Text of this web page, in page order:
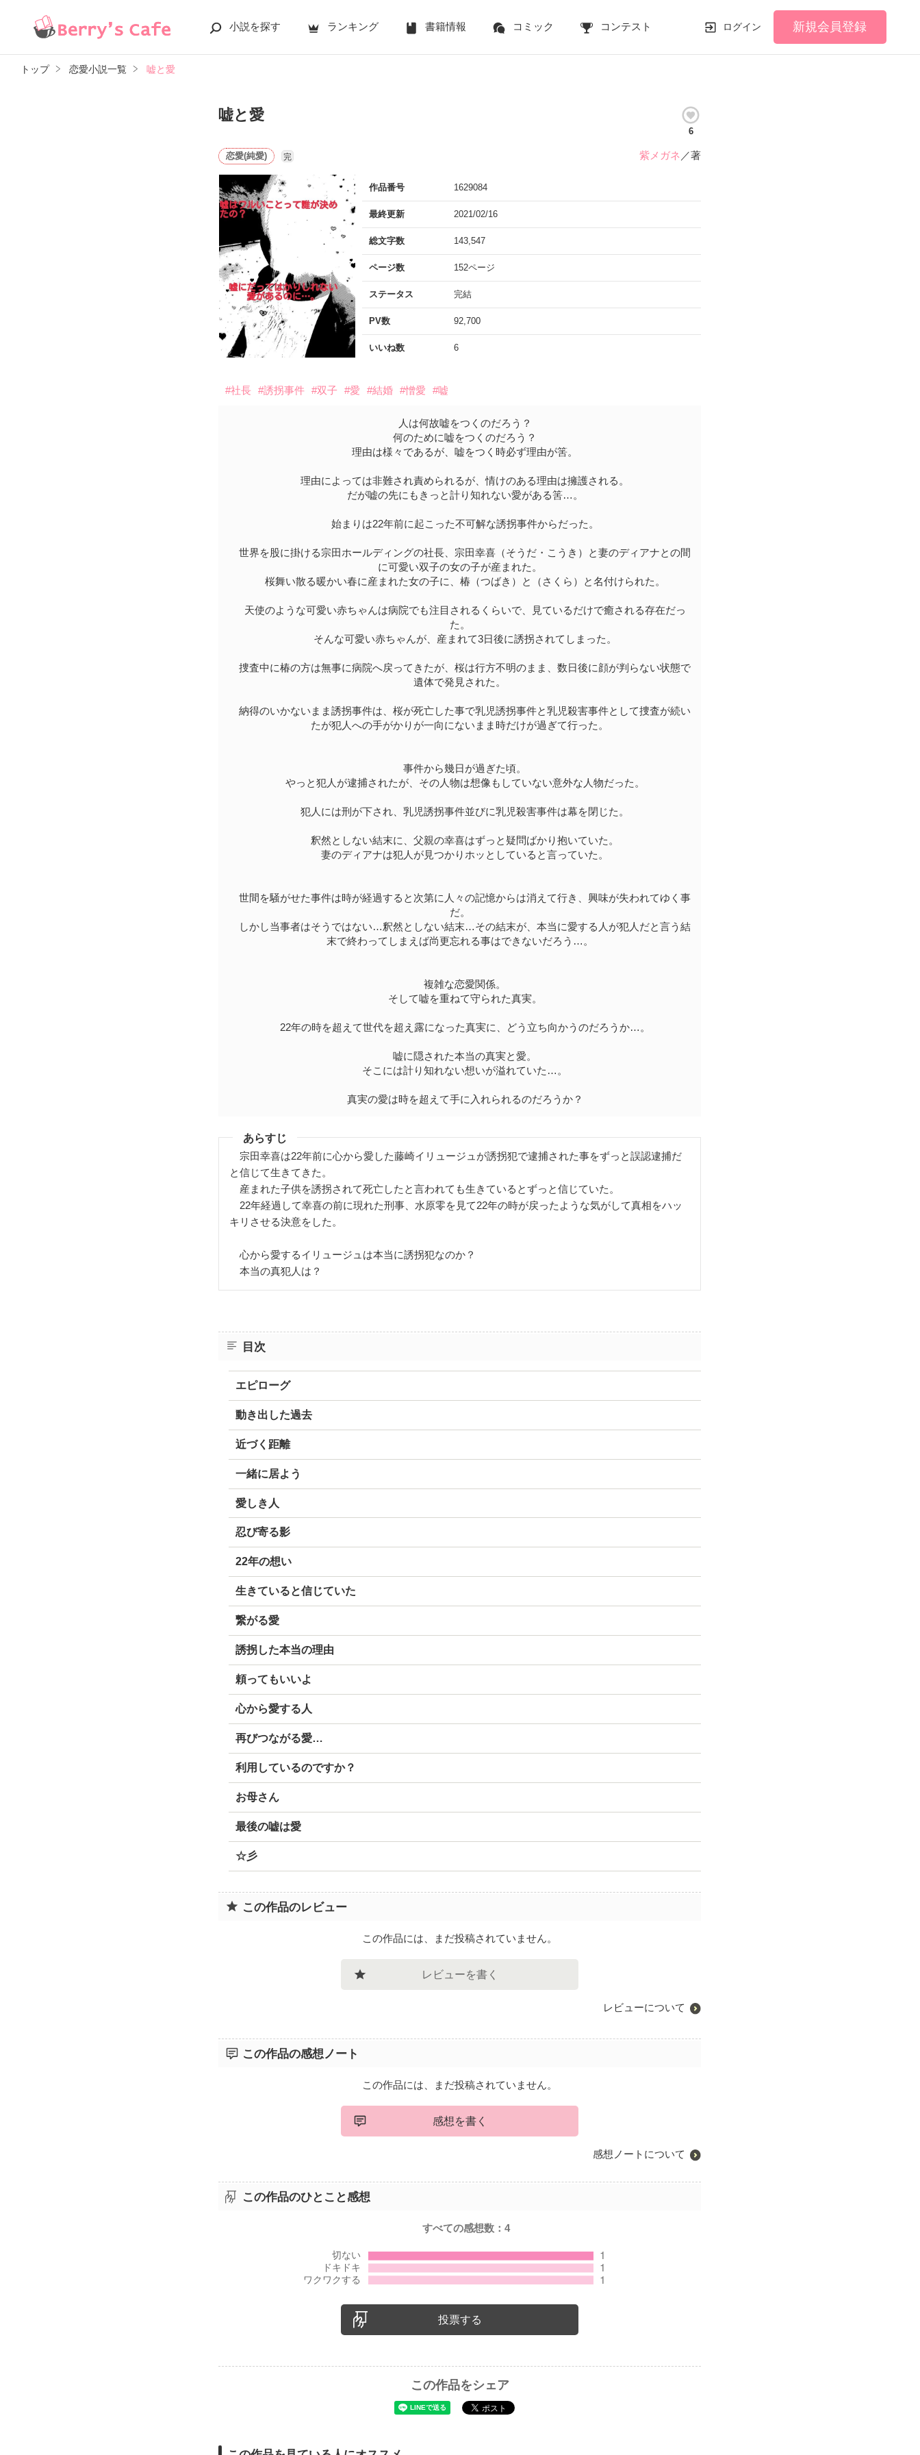
小説を探す ランキング 書籍情報 コミック コンテスト ログイン 新規会員登録
トップ 恋愛小説一覧 嘘と愛
嘘と愛
6
恋愛(純愛) 完 紫メガネ ／著
作品番号 1629084
最終更新 2021/02/16
総文字数 143,547
ページ数 152ページ
ステータス 完結
PV数 92,700
いいね数 6
#社長 #誘拐事件 #双子 #愛 #結婚 #憎愛 #嘘
人は何故嘘をつくのだろう？
何のために嘘をつくのだろう？
理由は様々であるが、嘘をつく時必ず理由が筈。
理由によっては非難され責められるが、情けのある理由は擁護される。
だが嘘の先にもきっと計り知れない愛がある筈…。
始まりは22年前に起こった不可解な誘拐事件からだった。
世界を股に掛ける宗田ホールディングの社長、宗田幸喜（そうだ・こうき）と妻のディアナとの間
に可愛い双子の女の子が産まれた。
桜舞い散る暖かい春に産まれた女の子に、椿（つばき）と（さくら）と名付けられた。
天使のような可愛い赤ちゃんは病院でも注目されるくらいで、見ているだけで癒される存在だっ
た。
そんな可愛い赤ちゃんが、産まれて3日後に誘拐されてしまった。
捜査中に椿の方は無事に病院へ戻ってきたが、桜は行方不明のまま、数日後に顔が判らない状態で
遺体で発見された。
納得のいかないまま誘拐事件は、桜が死亡した事で乳児誘拐事件と乳児殺害事件として捜査が続い
たが犯人への手がかりが一向にないまま時だけが過ぎて行った。
事件から幾日が過ぎた頃。
やっと犯人が逮捕されたが、その人物は想像もしていない意外な人物だった。
犯人には刑が下され、乳児誘拐事件並びに乳児殺害事件は幕を閉じた。
釈然としない結末に、父親の幸喜はずっと疑問ばかり抱いていた。
妻のディアナは犯人が見つかりホッとしていると言っていた。
世間を騒がせた事件は時が経過すると次第に人々の記憶からは消えて行き、興味が失われてゆく事
だ。
しかし当事者はそうではない…釈然としない結末…その結末が、本当に愛する人が犯人だと言う結
末で終わってしまえば尚更忘れる事はできないだろう…。
複雑な恋愛関係。
そして嘘を重ねて守られた真実。
22年の時を超えて世代を超え露になった真実に、どう立ち向かうのだろうか…。
嘘に隠された本当の真実と愛。
そこには計り知れない想いが溢れていた…。
真実の愛は時を超えて手に入れられるのだろうか？
あらすじ
宗田幸喜は22年前に心から愛した藤崎イリュージュが誘拐犯で逮捕された事をずっと誤認逮捕だ
と信じて生きてきた。
産まれた子供を誘拐されて死亡したと言われても生きているとずっと信じていた。
22年経過して幸喜の前に現れた刑事、水原零を見て22年の時が戻ったような気がして真相をハッ
キリさせる決意をした。
心から愛するイリュージュは本当に誘拐犯なのか？
本当の真犯人は？
目次
エピローグ
動き出した過去
近づく距離
一緒に居よう
愛しき人
忍び寄る影
22年の想い
生きていると信じていた
繋がる愛
誘拐した本当の理由
頼ってもいいよ
心から愛する人
再びつながる愛…
利用しているのですか？
お母さん
最後の嘘は愛
☆彡
この作品のレビュー
この作品には、まだ投稿されていません。
レビューを書く
レビューについて
この作品の感想ノート
この作品には、まだ投稿されていません。
感想を書く
感想ノートについて
この作品のひとこと感想
すべての感想数：4
投票する
この作品をシェア